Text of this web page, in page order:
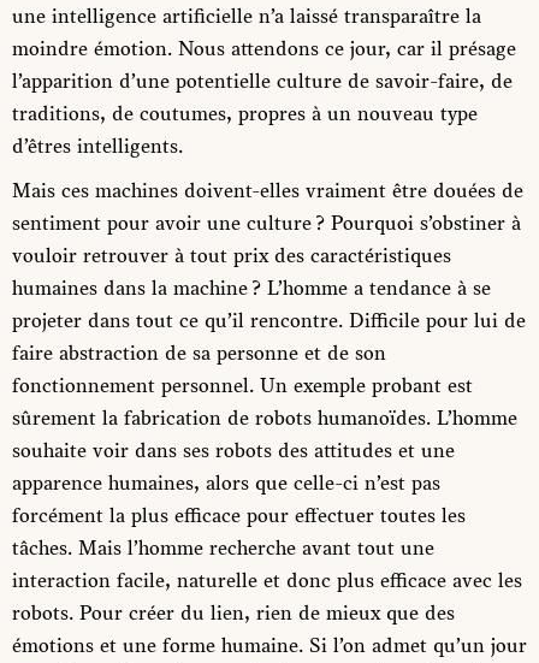
une intelligence artificielle n’a laissé transparaître la
moindre émotion. Nous attendons ce jour, car il présage
l’apparition d’une potentielle culture de savoir-faire, de
traditions, de coutumes, propres à un nouveau type
d’êtres intelligents.
Mais ces machines doivent-elles vraiment être douées de
sentiment pour avoir une culture ? Pourquoi s’obstiner à
vouloir retrouver à tout prix des caractéristiques
humaines dans la machine ? L’homme a tendance à se
projeter dans tout ce qu’il rencontre. Difficile pour lui de
faire abstraction de sa personne et de son
fonctionnement personnel. Un exemple probant est
sûrement la fabrication de robots humanoïdes. L’homme
souhaite voir dans ses robots des attitudes et une
apparence humaines, alors que celle-ci n’est pas
forcément la plus efficace pour effectuer toutes les
tâches. Mais l’homme recherche avant tout une
interaction facile, naturelle et donc plus efficace avec les
robots. Pour créer du lien, rien de mieux que des
émotions et une forme humaine. Si l’on admet qu’un jour